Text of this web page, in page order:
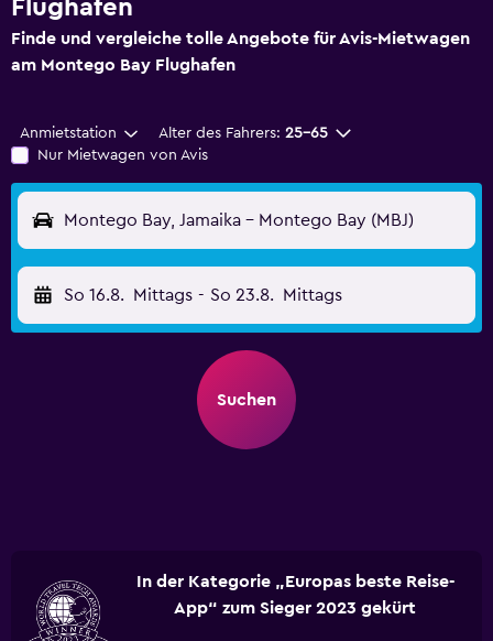
Flughafen
Finde und vergleiche tolle Angebote für Avis-Mietwagen
am Montego Bay Flughafen
Anmietstation Alter des Fahrers: 25-65
Nur Mietwagen von Avis
Montego Bay, Jamaika - Montego Bay (MBJ)
So 16.8. Mittags - So 23.8. Mittags
Suchen
In der Kategorie „Europas beste Reise-
App“ zum Sieger 2023 gekürt